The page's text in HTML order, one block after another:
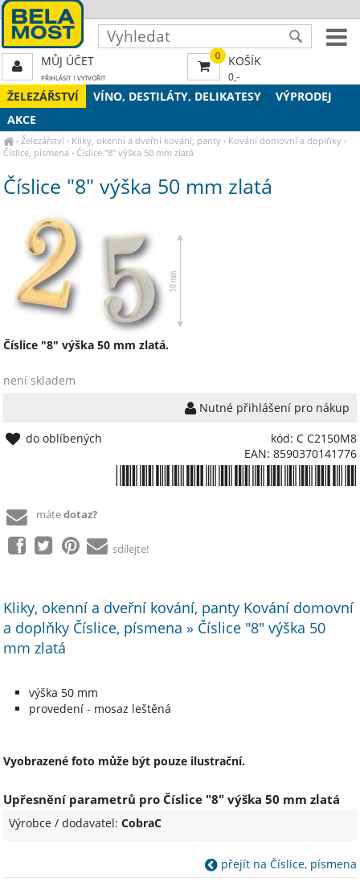
ŽELEZÁŘSTVÍ VÍNO, DESTILÁTY, DELIKATESY
VÝPRODEJ
AKCE
›Železářství › Kliky, okenní a dveřní kování, panty › Kování domovní a doplňky ›
Číslice, písmena ›Číslice "8" výška 50 mm zlatá
Číslice "8" výška 50 mm zlatá
Číslice "8" výška 50 mm zlatá.
není skladem
Nutné přihlášení pro nákup
kód: C C2150M8
EAN: 8590370141776
do oblíbených
mátedotaz?
sdílejte!
Kliky, okenní a dveřní kování, panty Kování domovní
a doplňky Číslice, písmena » Číslice "8" výška 50
mm zlatá
výška 50 mm
provedení - mosaz leštěná
Vyobrazené foto může být pouze ilustrační.
Upřesnění parametrů pro Číslice "8" výška 50 mm zlatá
Výrobce / dodavatel:CobraC
přejít na Číslice, písmena
0 KOŠÍK
0,-
MŮJ ÚČET
PŘIHLÁSIT| VYTVOŘIT